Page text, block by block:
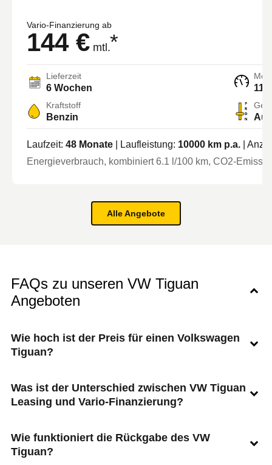
Vario-Finanzierung ab
144 € mtl.*
Lieferzeit
6 Wochen 114
Kraftstoff
Benzin
Laufzeit: 48 Monate | Laufleistung: 10000 km p.a.
|
Energieverbrauch, kombiniert6.1 l/100 km, CO2-
Alle Angebote
FAQs zu unseren VW Tiguan
Angeboten
Wie hoch ist der Preis für einen Volkswagen
Tiguan?
Was ist der Unterschied zwischen VW Tiguan
Leasing und Vario-Finanzierung?
Wie funktioniert die Rückgabe des VW
Tiguan?